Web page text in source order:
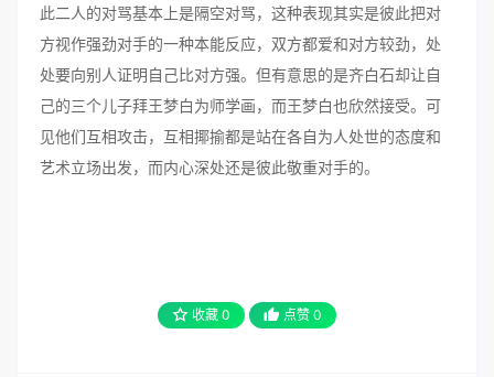
此二人的对骂基本上是隔空对骂，这种表现其实是彼此把对
方视作强劲对手的一种本能反应，双方都爱和对方较劲，处
处要向别人证明自己比对方强。但有意思的是齐白石却让自
己的三个儿子拜王梦白为师学画，而王梦白也欣然接受。可
见他们互相攻击，互相揶揄都是站在各自为人处世的态度和
艺术立场出发，而内心深处还是彼此敬重对手的。
收藏 0 点赞 0